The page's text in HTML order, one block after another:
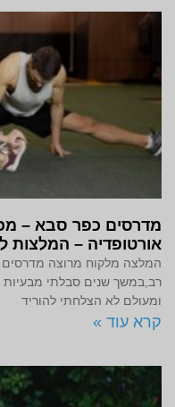
מדרסים כפר סבא –
אורטופדיה – המלצות
המלצה מלקוח מרוצה
רב,במשך שנים סבלתי
ומעולם לא הצלחתי להוריד
קרא עוד »